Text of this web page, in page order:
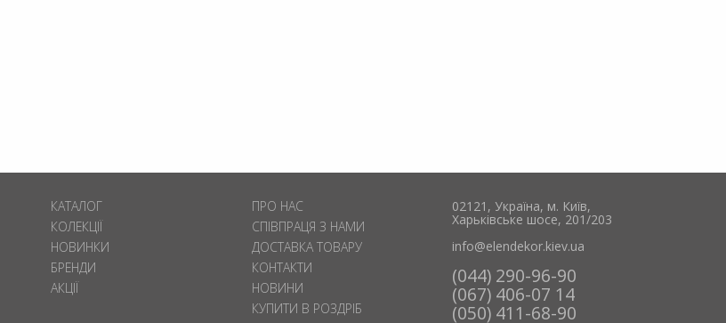
КАТАЛОГ
КОЛЕКЦІЇ
НОВИНКИ
БРЕНДИ
АКЦІЇ
ПРО НАС
СПІВПРАЦЯ З НАМИ
ДОСТАВКА ТОВАРУ
КОНТАКТИ
НОВИНИ
КУПИТИ В РОЗДРІБ
02121, Україна, м. Київ,
Харьківське шосе, 201/203
info@elendekor.kiev.ua
(044) 290-96-90
(067) 406-07 14
(050) 411-68-90